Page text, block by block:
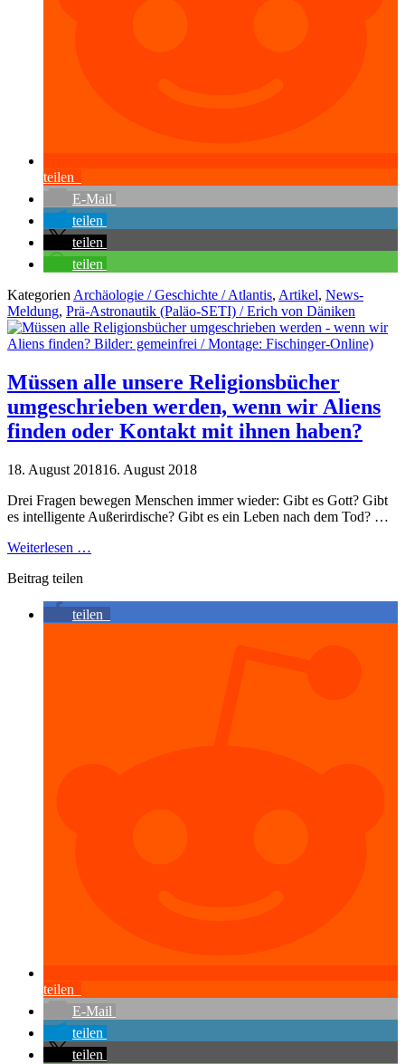
teilen
E-Mail
teilen
teilen
teilen
Kategorien Archäologie / Geschichte / Atlantis, Artikel, News-
Meldung, Prä-Astronautik (Paläo-SETI) / Erich von Däniken
Müssen alle unsere Religionsbücher
umgeschrieben werden, wenn wir Aliens
finden oder Kontakt mit ihnen haben?
18. August 201816. August 2018
Drei Fragen bewegen Menschen immer wieder: Gibt es Gott? Gibt
es intelligente Außerirdische? Gibt es ein Leben nach dem Tod? …
Weiterlesen …
Beitrag teilen
teilen
teilen
E-Mail
teilen
teilen